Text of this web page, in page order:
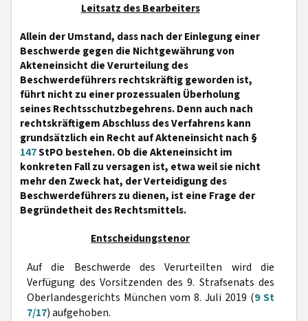
Leitsatz des Bearbeiters
Allein der Umstand, dass nach der Einlegung einer
Beschwerde gegen die Nichtgewährung von
Akteneinsicht die Verurteilung des
Beschwerdeführers rechtskräftig geworden ist,
führt nicht zu einer prozessualen Überholung
seines Rechtsschutzbegehrens. Denn auch nach
rechtskräftigem Abschluss des Verfahrens kann
grundsätzlich ein Recht auf Akteneinsicht nach §
147StPO bestehen. Ob die Akteneinsicht im
konkreten Fall zu versagen ist, etwa weil sie nicht
mehr den Zweck hat, der Verteidigung des
Beschwerdeführers zu dienen, ist eine Frage der
Begründetheit des Rechtsmittels.
Entscheidungstenor
Auf die Beschwerde des Verurteilten wird die
Verfügung des Vorsitzenden des 9. Strafsenats des
Oberlandesgerichts München vom 8. Juli 2019 (9 St
7/17) aufgehoben.